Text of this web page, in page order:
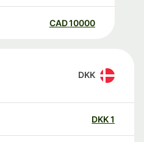
10000
CAD
DKK
DKK